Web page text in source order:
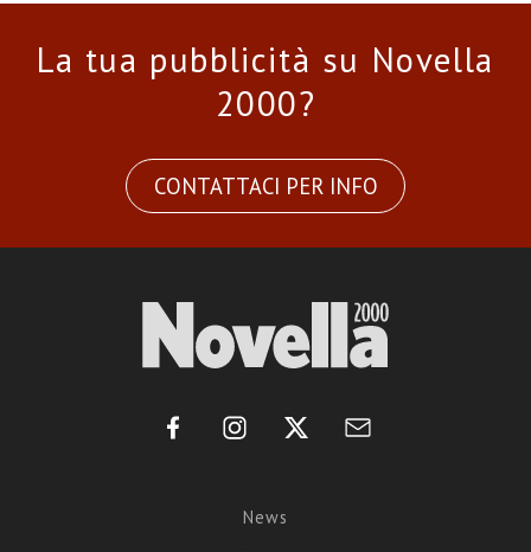
La tua pubblicità su Novella
2000?
CONTATTACI PER INFO
News